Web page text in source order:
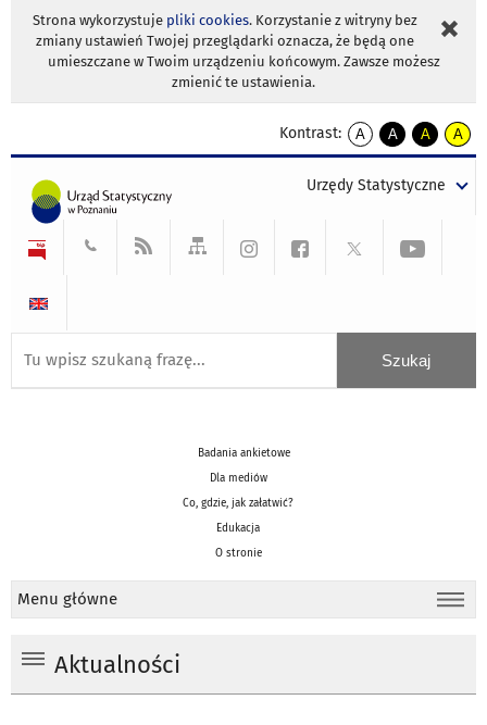
Strona wykorzystuje pliki cookies. Korzystanie z witryny bez
zmiany ustawień Twojej przeglądarki oznacza, że będą one
umieszczane w Twoim urządzeniu końcowym. Zawsze możesz
zmienić te ustawienia.
Kontrast:
A
kontrast
A
kontrast
tekst
czarnym
A
kontrast
tekst
czarnym
A
tekst
żółtym
Urzędy Statystyczne
Badania ankietowe
Dla mediów
Co, gdzie, jak załatwić?
Edukacja
O stronie
Menu główne
Aktualności